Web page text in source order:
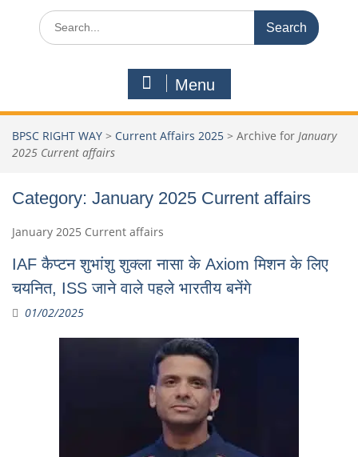
Menu
BPSC RIGHT WAY > Current Affairs 2025 > Archive for January
2025 Current affairs
Category: January 2025 Current affairs
January 2025 Current affairs
IAF कैप्टन शुभांशु शुक्ला नासा के Axiom मिशन के लिए
चयनित, ISS जाने वाले पहले भारतीय बनेंगे
01/02/2025